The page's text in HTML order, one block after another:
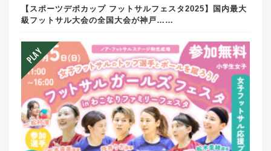
【スポーツデポカップ フットサルフェスタ2025】国内最大
級フットサル大会の全国大会が神戸……